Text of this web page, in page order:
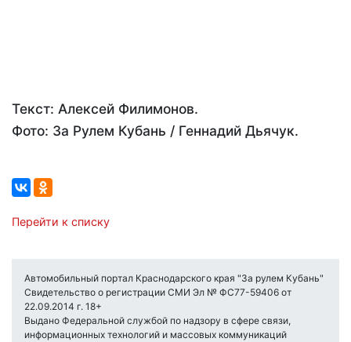
Текст: Алексей Филимонов.
Фото: За Рулем Кубань / Геннадий Дьячук.
Перейти к списку
Автомобильный портал Краснодарского края "За рулем Кубань"
Свидетельство о регистрации СМИ Эл № ФС77-59406 от
22.09.2014 г. 18+
Выдано Федеральной службой по надзору в сфере связи,
информационных технологий и массовых коммуникаций